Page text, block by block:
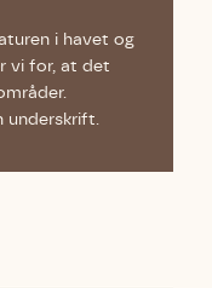
i havet og
vi for, at det
underskrift.